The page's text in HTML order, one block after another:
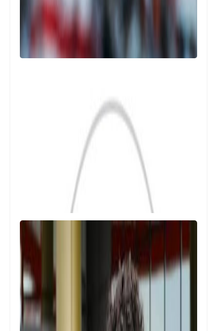
مفاجأة في عقوبات مباراة القمة بين
الاهلي و الزمالك